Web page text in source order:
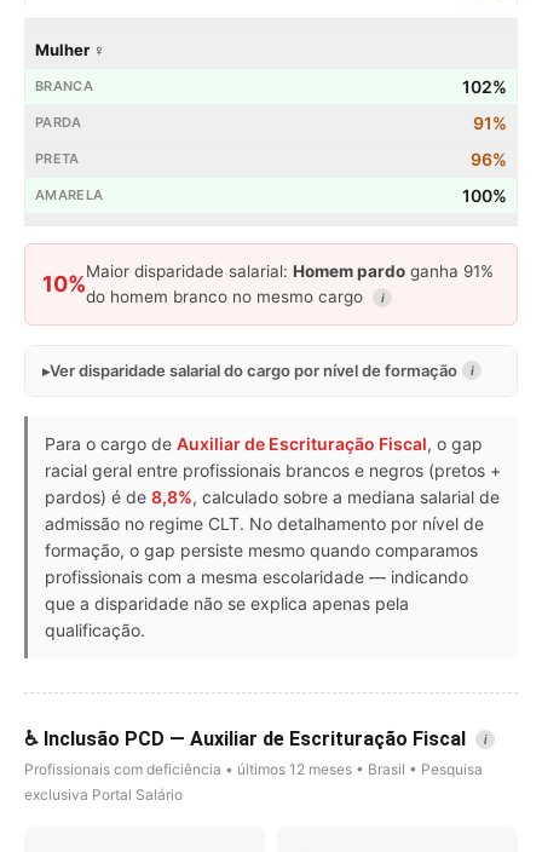
Mulher ♀
102%
91%
96%
100%
10%
Maior disparidade salarial: Homem pardo ganha 91%
do homem branco no mesmo cargo
i
Ver disparidade salarial do cargo por nível de formação i
Para o cargo de Auxiliar de Escrituração Fiscal, o gap
racial geral entre profissionais brancos e negros (pretos +
pardos) é de 8,8%, calculado sobre a mediana salarial de
admissão no regime CLT. No detalhamento por nível de
formação, o gap persiste mesmo quando comparamos
profissionais com a mesma escolaridade — indicando
que a disparidade não se explica apenas pela
qualificação.
♿ Inclusão PCD — Auxiliar de Escrituração Fiscal i
Profissionais com deficiência • últimos 12 meses • Brasil • Pesquisa
exclusiva Portal Salário